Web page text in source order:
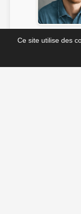
Ce site utilise des